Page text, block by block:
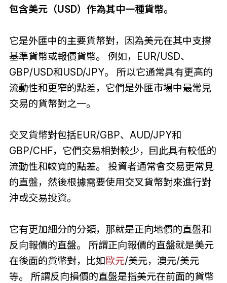
包含美元（USD）作為其中一種貨幣。
它是外匯中的主要貨幣對，因為美元在其中支撐
基準貨幣或報價貨幣。 例如，EUR/USD、
GBP/USD和USD/JPY。 所以它通常具有更高的
流動性和更窄的點差，它們是外匯市場中最常見
交易的貨幣對之一。
交叉貨幣對包括EUR/GBP、AUD/JPY和
GBP/CHF，它們交易相對較少，囙此具有較低的
流動性和較寬的點差。 投資者通常會交易更常見
的直盤，然後根據需要使用交叉貨幣對來進行對
沖或交易投資。
它有更加細分的分類，那就是正向地價的直盤和
反向報價的直盤。 所謂正向報價的直盤就是美元
在後面的貨幣對，比如歐元/美元，澳元/美元
等。 所謂反向損價的直盤是指美元在前面的貨幣